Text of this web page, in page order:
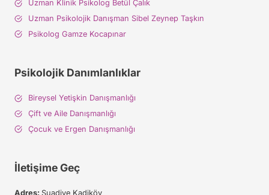
Uzman Klinik Psikolog Betül Çalık
Uzman Psikolojik Danışman Sibel Zeynep Taşkın
Psikolog Gamze Kocapınar
Psikolojik Danımlanlıklar
Bireysel Yetişkin Danışmanlığı
Çift ve Aile Danışmanlığı
Çocuk ve Ergen Danışmanlığı
İletişime Geç
Adres: Suadiye Kadiköy